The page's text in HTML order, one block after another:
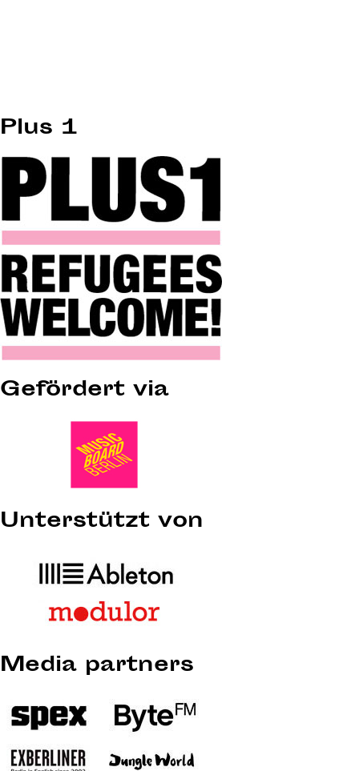
Plus 1
Gefördert via
Unterstützt von
Media partners